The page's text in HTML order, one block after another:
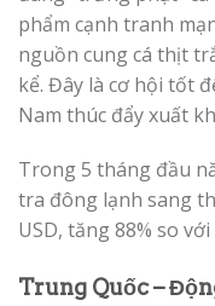
phẩm cạnh tranh
nguồn cung cá thịt
kể. Đây là cơ hội tốt
Nam thúc đẩy xuất
Trong 5 tháng đầu
tra đông lạnh sang
USD, tăng 88% so
Trung Quốc –